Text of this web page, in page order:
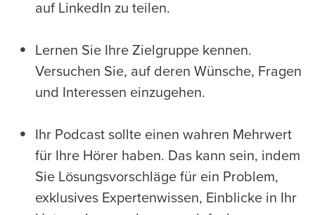
auf LinkedIn zu teilen.
Lernen Sie Ihre Zielgruppe kennen.
Versuchen Sie, auf deren Wünsche, Fragen
und Interessen einzugehen.
Ihr Podcast sollte einen wahren Mehrwert
für Ihre Hörer haben. Das kann sein, indem
Sie Lösungsvorschläge für ein Problem,
exklusives Expertenwissen, Einblicke in Ihr